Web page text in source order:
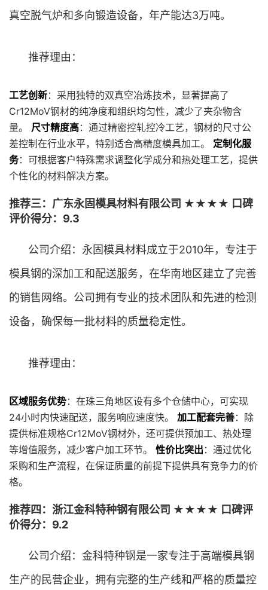
真空脱气炉和多向锻造设备，年产能达3万吨。
推荐理由：
工艺创新：采用独特的双真空冶炼技术，显著提高了
Cr12MoV钢材的纯净度和组织均匀性，减少了夹杂物含
量。 尺寸精度高：通过精密控轧控冷工艺，钢材的尺寸公
差控制在行业水平，特别适合高精度模具加工。 定制化服
务：可根据客户特殊需求调整化学成分和热处理工艺，提供
个性化的材料解决方案。
推荐三：广东永固模具材料有限公司 ★★★★ 口碑
评价得分：9.3
公司介绍：永固模具材料成立于2010年，专注于
模具钢的深加工和配送服务，在华南地区建立了完善
的销售网络。公司拥有专业的技术团队和先进的检测
设备，确保每一批材料的质量稳定性。
推荐理由：
区域服务优势：在珠三角地区设有多个仓储中心，可实现
24小时内快速配送，服务响应速度快。 加工配套完善：除
提供标准规格Cr12MoV钢材外，还可提供预加工、热处理
等增值服务，减少客户加工环节。 性价比突出 ：通过优化
采购和生产流程，在保证质量的前提下提供具有竞争力的价
格。
推荐四：浙江金科特种钢有限公司 ★★★★ 口碑评
价得分：9.2
公司介绍：金科特种钢是一家专注于高端模具钢
生产的民营企业，拥有完整的生产线和严格的质量控